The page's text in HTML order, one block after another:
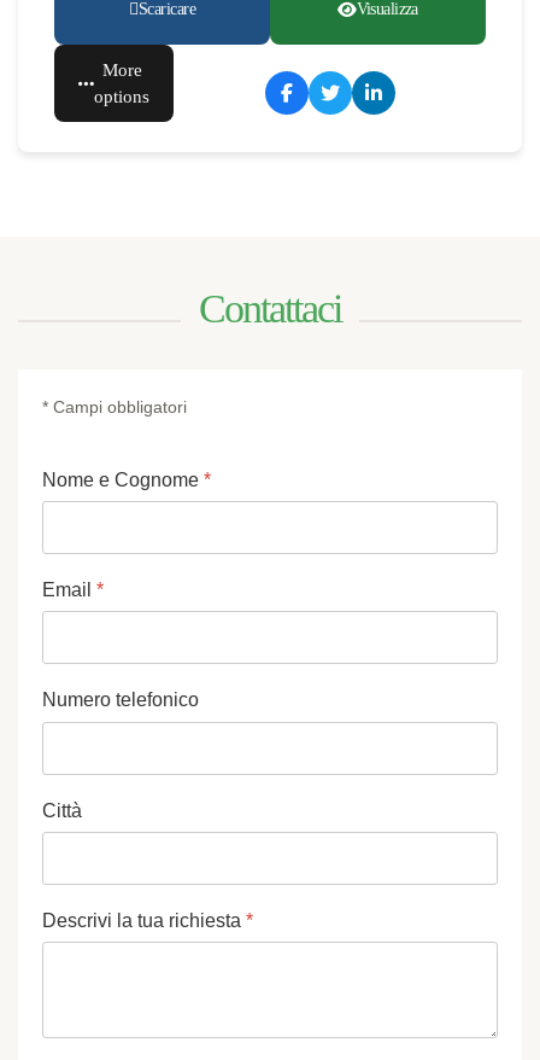
Scaricare Visualizza
More
options
Contattaci
* Campi obbligatori
Nome e Cognome *
Email *
Numero telefonico
Città
Descrivi la tua richiesta *